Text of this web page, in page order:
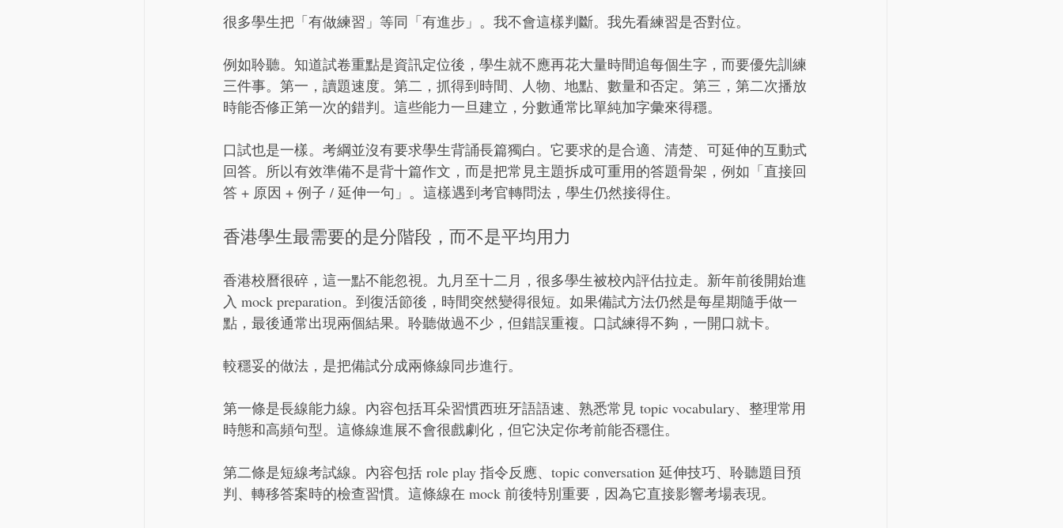
很多學生把「有做練習」等同「有進步」。我不會這樣判斷。我先看練習是否對位。
例如聆聽。知道試卷重點是資訊定位後，學生就不應再花大量時間追每個生字，而要優先訓練
三件事。第一，讀題速度。第二，抓得到時間、人物、地點、數量和否定。第三，第二次播放
時能否修正第一次的錯判。這些能力一旦建立，分數通常比單純加字彙來得穩。
口試也是一樣。考綱並沒有要求學生背誦長篇獨白。它要求的是合適、清楚、可延伸的互動式
回答。所以有效準備不是背十篇作文，而是把常見主題拆成可重用的答題骨架，例如「直接回
答 + 原因 + 例子 / 延伸一句」。這樣遇到考官轉問法，學生仍然接得住。
香港學生最需要的是分階段，而不是平均用力
香港校曆很碎，這一點不能忽視。九月至十二月，很多學生被校內評估拉走。新年前後開始進
入 mock preparation。到復活節後，時間突然變得很短。如果備試方法仍然是每星期隨手做一
點，最後通常出現兩個結果。聆聽做過不少，但錯誤重複。口試練得不夠，一開口就卡。
較穩妥的做法，是把備試分成兩條線同步進行。
第一條是長線能力線。內容包括耳朵習慣西班牙語語速、熟悉常見 topic vocabulary、整理常用
時態和高頻句型。這條線進展不會很戲劇化，但它決定你考前能否穩住。
第二條是短線考試線。內容包括 role play 指令反應、topic conversation 延伸技巧、聆聽題目預
判、轉移答案時的檢查習慣。這條線在 mock 前後特別重要，因為它直接影響考場表現。